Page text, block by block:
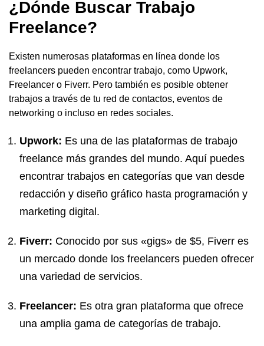
¿Dónde Buscar Trabajo
Freelance?
Existen numerosas plataformas en línea donde los
freelancers pueden encontrar trabajo, como Upwork,
Freelancer o Fiverr. Pero también es posible obtener
trabajos a través de tu red de contactos, eventos de
networking o incluso en redes sociales.
Upwork: Es una de las plataformas de trabajo
freelance más grandes del mundo. Aquí puedes
encontrar trabajos en categorías que van desde
redacción y diseño gráfico hasta programación y
marketing digital.
Fiverr: Conocido por sus «gigs» de $5, Fiverr es
un mercado donde los freelancers pueden ofrecer
una variedad de servicios.
Freelancer: Es otra gran plataforma que ofrece
una amplia gama de categorías de trabajo.